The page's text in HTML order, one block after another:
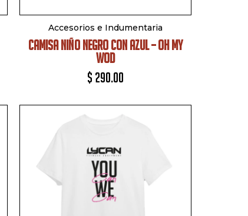
Accesorios e Indumentaria
CAMISA NIÑO NEGRO CON AZUL – OH MY
WOD
$ 290.00